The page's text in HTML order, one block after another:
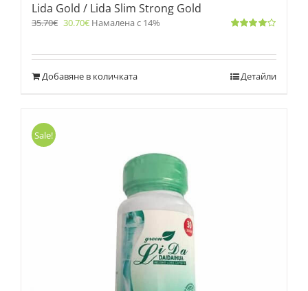
Lida Gold / Lida Slim Strong Gold
35.70€ 30.70€ Намалена с 14%
Добавяне в количката Детайли
Sale!